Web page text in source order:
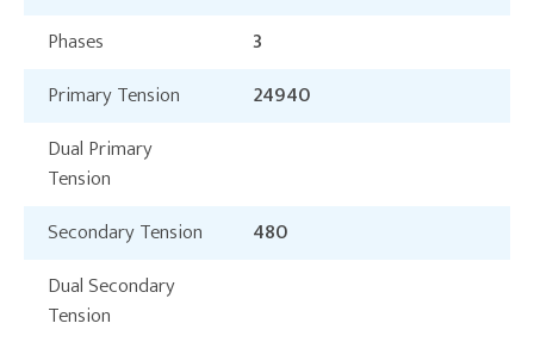
Phases
3
Primary Tension
24940
Dual Primary
Tension
Secondary Tension
480
Dual Secondary
Tension